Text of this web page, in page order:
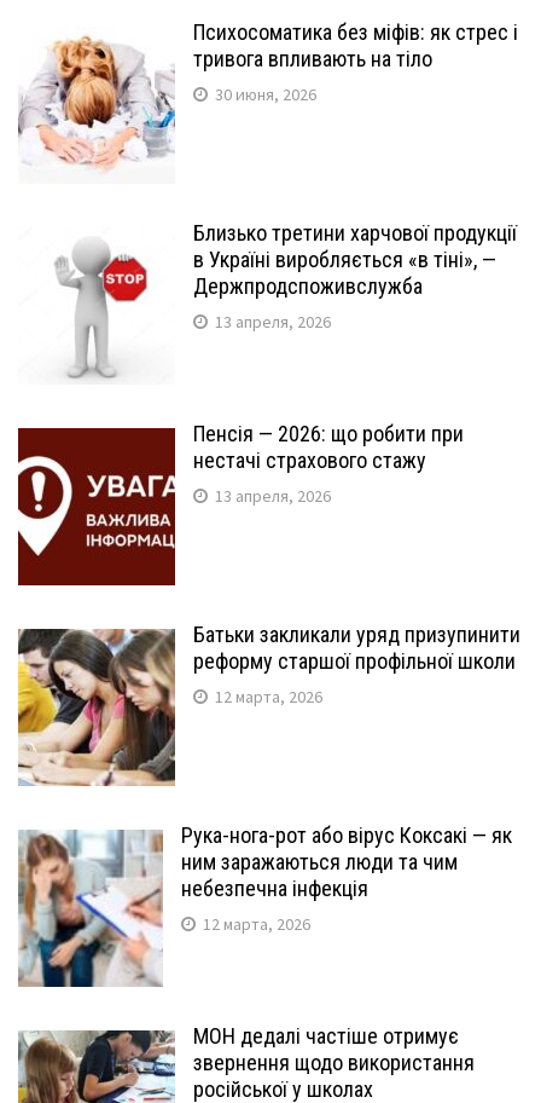
Психосоматика без міфів: як стрес і
тривога впливають на тіло
30 июня, 2026
Близько третини харчової продукції
в Україні виробляється «в тіні», —
Держпродспоживслужба
13 апреля, 2026
Пенсія — 2026: що робити при
нестачі страхового стажу
13 апреля, 2026
Батьки закликали уряд призупинити
реформу старшої профільної школи
12 марта, 2026
Рука-нога-рот або вірус Коксакі — як
ним заражаються люди та чим
небезпечна інфекція
12 марта, 2026
МОН дедалі частіше отримує
звернення щодо використання
російської у школах